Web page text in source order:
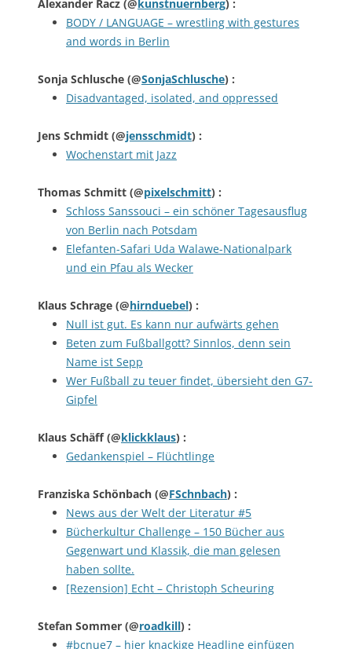
Alexander Racz (@kunstnuernberg) :
BODY / LANGUAGE – wrestling with gestures
and words in Berlin
Sonja Schlusche (@SonjaSchlusche) :
Disadvantaged, isolated, and oppressed
Jens Schmidt (@jensschmidt) :
Wochenstart mit Jazz
Thomas Schmitt (@pixelschmitt) :
Schloss Sanssouci – ein schöner Tagesausflug
von Berlin nach Potsdam
Elefanten-Safari Uda Walawe-Nationalpark
und ein Pfau als Wecker
Klaus Schrage (@hirnduebel) :
Null ist gut. Es kann nur aufwärts gehen
Beten zum Fußballgott? Sinnlos, denn sein
Name ist Sepp
Wer Fußball zu teuer findet, übersieht den G7-
Gipfel
Klaus Schäff(@klickklaus) :
Gedankenspiel – Flüchtlinge
Franziska Schönbach (@FSchnbach) :
News aus der Welt der Literatur #5
Bücherkultur Challenge – 150 Bücher aus
Gegenwart und Klassik, die man gelesen
haben sollte.
[Rezension] Echt – Christoph Scheuring
Stefan Sommer (@roadkill) :
#bcnue7 – hier knackige Headline einfügen